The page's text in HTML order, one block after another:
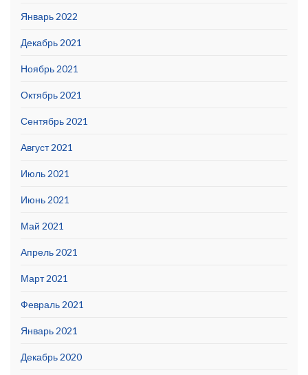
Январь 2022
Декабрь 2021
Ноябрь 2021
Октябрь 2021
Сентябрь 2021
Август 2021
Июль 2021
Июнь 2021
Май 2021
Апрель 2021
Март 2021
Февраль 2021
Январь 2021
Декабрь 2020